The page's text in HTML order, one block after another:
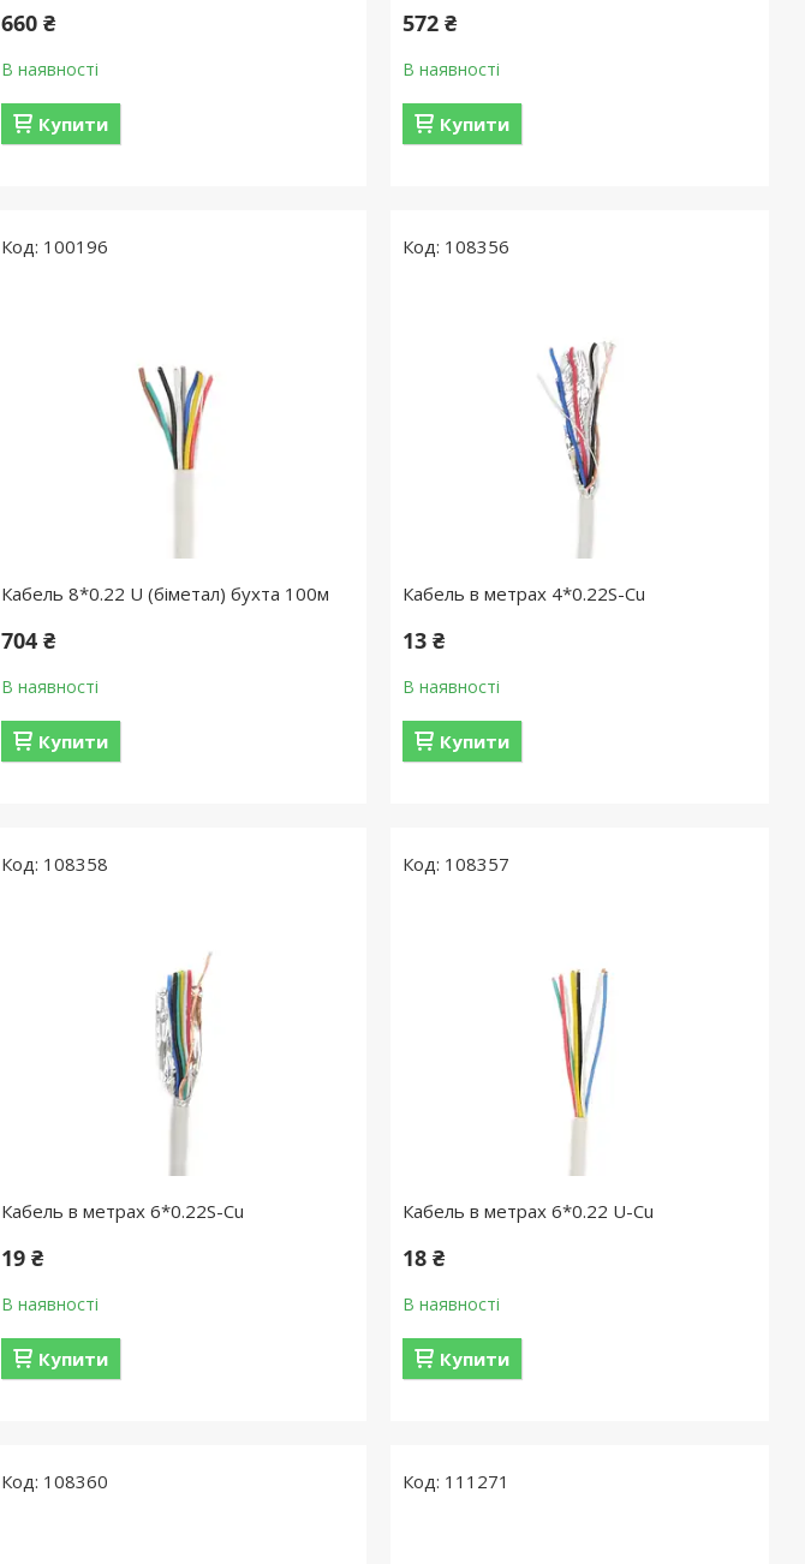
660 ₴
В наявності
Купити
572 ₴
В наявності
Купити
100196
Кабель 8*0.22 U (біметал) бухта 100м
704 ₴
В наявності
Купити
108356
Кабель в метрах 4*0.22S-Cu
13 ₴
В наявності
Купити
108358
Кабель в метрах 6*0.22S-Cu
19 ₴
В наявності
Купити
108357
Кабель в метрах 6*0.22 U-Cu
18 ₴
В наявності
Купити
108360 111271